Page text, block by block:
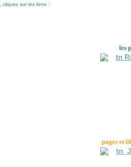
cliquez sur les liens :
les
pages et